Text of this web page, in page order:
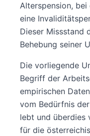
Alterspension,
eine
Dieser Missstand
Behebung seiner
Die vorliegende
Begriff der
empirischen
vom Bedürfnis
lebt und überdies
für die